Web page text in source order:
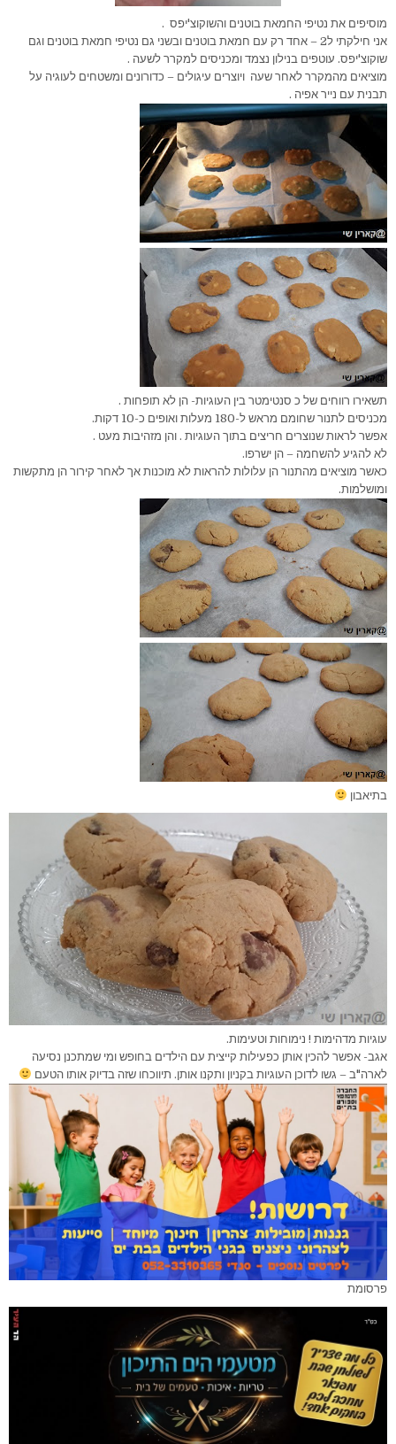
מוסיפים את נטיפי החמאת בוטנים והשוקוצ'יפס .
אני חילקתי ל2 – אחד רק עם חמאת בוטנים ובשני גם נטיפי חמאת בוטנים וגם
שוקוצ'יפס. עוטפים בנילון נצמד ומכניסים למקרר לשעה .
מוציאים מהמקרר לאחר שעה ויוצרים עיגולים – כדורונים ומשטחים לעוגיה על
תבנית עם נייר אפיה .
תשאירו רווחים של כ סנטימטר בין העוגיות- הן לא תופחות .
מכניסים לתנור שחומם מראש ל-180 מעלות ואופים כ-10 דקות.
אפשר לראות שנוצרים חריצים בתוך העוגיות . והן מזהיבות מעט .
לא להגיע להשחמה – הן ישרפו.
כאשר מוציאים מהתנור הן עלולות להראות לא מוכנות אך לאחר קירור הן מתקשות
ומושלמות.
בתיאבון
עוגיות מדהימות ! נימוחות וטעימות.
אגב- אפשר להכין אותן כפעילות קייצית עם הילדים בחופש ומי שמתכנן נסיעה
לארה"ב – גשו לדוכן העוגיות בקניון ותקנו אותן. תיווכחו שזה בדיוק אותו הטעם
פרסומת